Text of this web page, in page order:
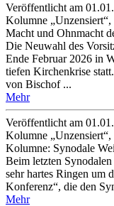
Veröffentlicht am
Kolumne
Macht und Ohnmacht
Die Neuwahl des
Ende Februar 2026 in
tiefen Kirchenkrise
von Bischof ...
Mehr
Veröffentlicht am
Kolumne
Kolumne: Synodale
Beim letzten
sehr hartes Ringen um
Konferenz“, die den
Mehr